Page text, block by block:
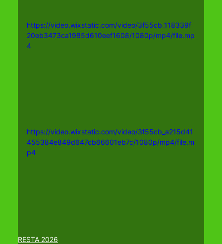
https://video.wixstatic.com/video/3f55cb_118339f
20eb3473ca1985d610eef1608/1080p/mp4/file.mp
4
https://video.wixstatic.com/video/3f55cb_a215d41
455384e849d647cb66601eb7c/1080p/mp4/file.m
p4
RESTA 2026